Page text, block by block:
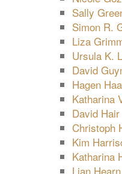
Sally
Simon R.
Liza
Ursula K.
David
Hagen
Katharina
David Hair
Christoph
Kim
Katharina
Lian Hearn